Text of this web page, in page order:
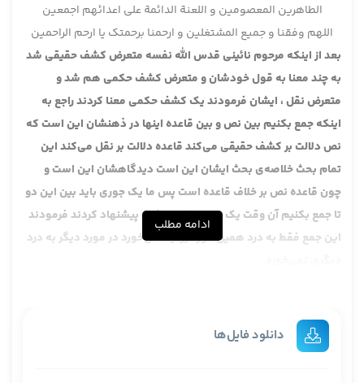
الطاهرین المعصومین و اللعنة الدائمة علی اعدائهم اجمعین
اللهم وفقنا و جمیع المشتغلین و ارحمنا برحمتک یا ارحم الراحمین
بعد از اینکه مرحوم نائینی قدس الله نفسه متعرض کشف حقیقی شد
به چند معنا به قول خودشان و متعرض کشف حکمی هم شد و
متعرض نقل ، ایشان فرمودند یک کشف حکمی معنا کردند راجع به
اینکه جمع بکنیم بین نص و بین قاعده اینها در ذهنشان این است که
نص دلالت بر کشف حقیقی می‌کند قاعده دلالت بر نقل می‌کند این
تمام بحث خلاصه‌ی بحث ایشان این است دیدگاهشان این است و
چون قاعده نص بر خلاف قاعده است پس ما یک جوری باید بین این دو
تا جمع بکنیم آن وقت یک جمعی خود ایشان پیشنهاد کردند فرمودند
این جمع فقط به درد همین مورد روایت می‌خورد در مورد دیگر به درد
دارد این را آقایان در اینجا در فضولی گرفتند من به نظرم می‌آید که در
ولیین باشد دو سه مرتبه هم تا حالا عرض کردم . به نظرم ولیین دارد
ادامه مطلب
دانلود فایل‌ها